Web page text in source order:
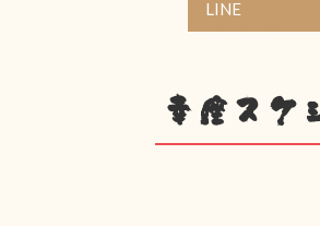
LINE
幸座スケ